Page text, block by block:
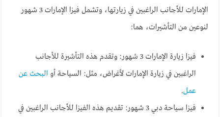
الإمارات للأجانب الراغبين في زيارتها، وتشمل فيزا الإمارات 3 شهور
لنوعين من التأشيرات، هما:
فيزا زيارة الإمارات 3 شهور: وتقدم هذه التأشيرة للأجانب
الراغبين في زيارة الإمارات لأغراض، مثل: السياحة أو البحث عن
عمل.
فيزا سياحة دبي 3 شهور: تقديم هذه الفيزا للأجانب الراغبين في